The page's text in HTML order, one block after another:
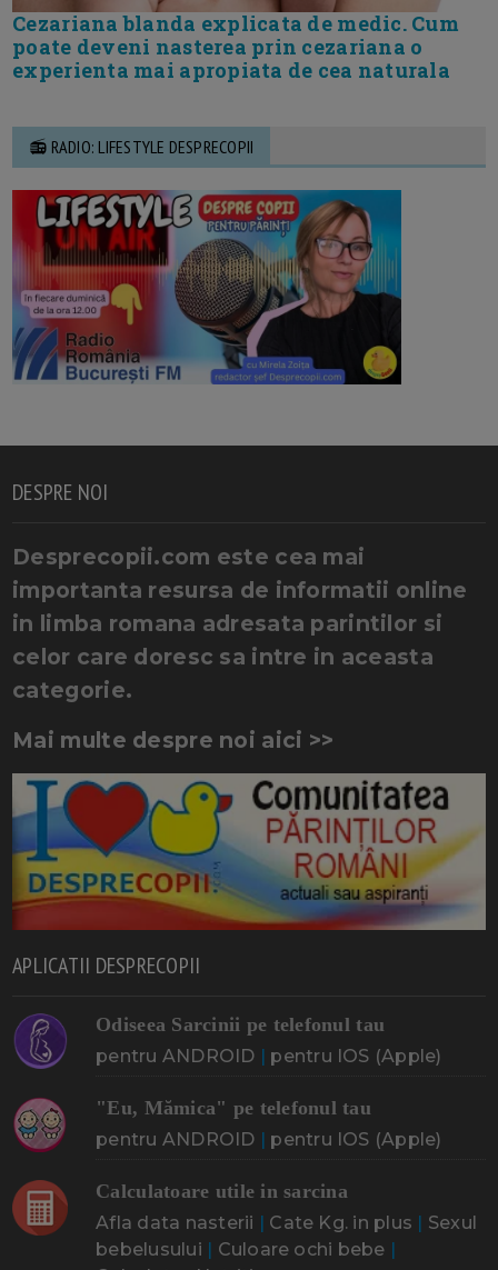
Cezariana blanda explicata de medic. Cum
poate deveni nasterea prin cezariana o
experienta mai apropiata de cea naturala
📻 RADIO: LIFESTYLE DESPRECOPII
DESPRE NOI
Desprecopii.com este cea mai
importanta resursa de informatii online
in limba romana adresata parintilor si
celor care doresc sa intre in aceasta
categorie.
Mai multe despre noi aici >>
APLICATII DESPRECOPII
Odiseea Sarcinii pe telefonul tau
pentru ANDROID | pentru IOS (Apple)
"Eu, Mămica" pe telefonul tau
pentru ANDROID | pentru IOS (Apple)
Calculatoare utile in sarcina
Afla data nasterii | Cate Kg. in plus | Sexul
bebelusului | Culoare ochi bebe |